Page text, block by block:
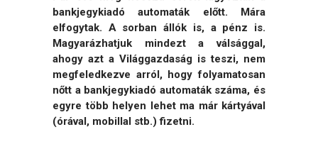
bankjegykiadó automaták előtt. Mára
elfogytak. A sorban állók is, a pénz is.
Magyarázhatjuk mindezt a válsággal,
ahogy azt a Világgazdaság is teszi, nem
megfeledkezve arról, hogy folyamatosan
nőtt a bankjegykiadó automaták száma, és
egyre több helyen lehet ma már kártyával
(órával, mobillal stb.) fizetni.